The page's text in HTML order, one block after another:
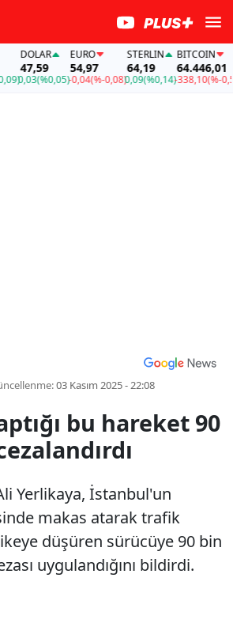
DOLAR
47,59
0,03(%0,05)
EURO
54,97
-0,04(%-0,08)
STERLIN
64,19
0,09(%0,14)
BITCOIN
64.446,01
-338,10(%-0,52)
03 Kasım 2025 - 22:08
bu hareket 90
Yerlikaya, İstanbul'un
makas atarak trafik
düşüren sürücüye 90 bin
uygulandığını bildirdi.